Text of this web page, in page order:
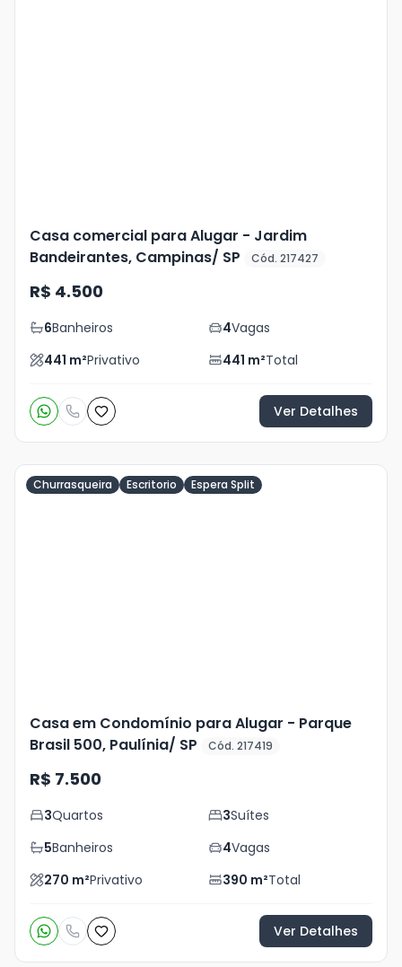
Casa comercial para Alugar - Jardim
Bandeirantes, Campinas/ SP
Cód. 217427
R$ 4.500
6Banheiros 4Vagas
441 m²Privativo 441 m²Total
Ver Detalhes
Churrasqueira Escritorio Espera Split
Casa em Condomínio para Alugar - Parque
Brasil 500, Paulínia/ SP
Cód. 217419
R$ 7.500
3Quartos 3Suítes
5Banheiros 4Vagas
270 m²Privativo 390 m²Total
Ver Detalhes